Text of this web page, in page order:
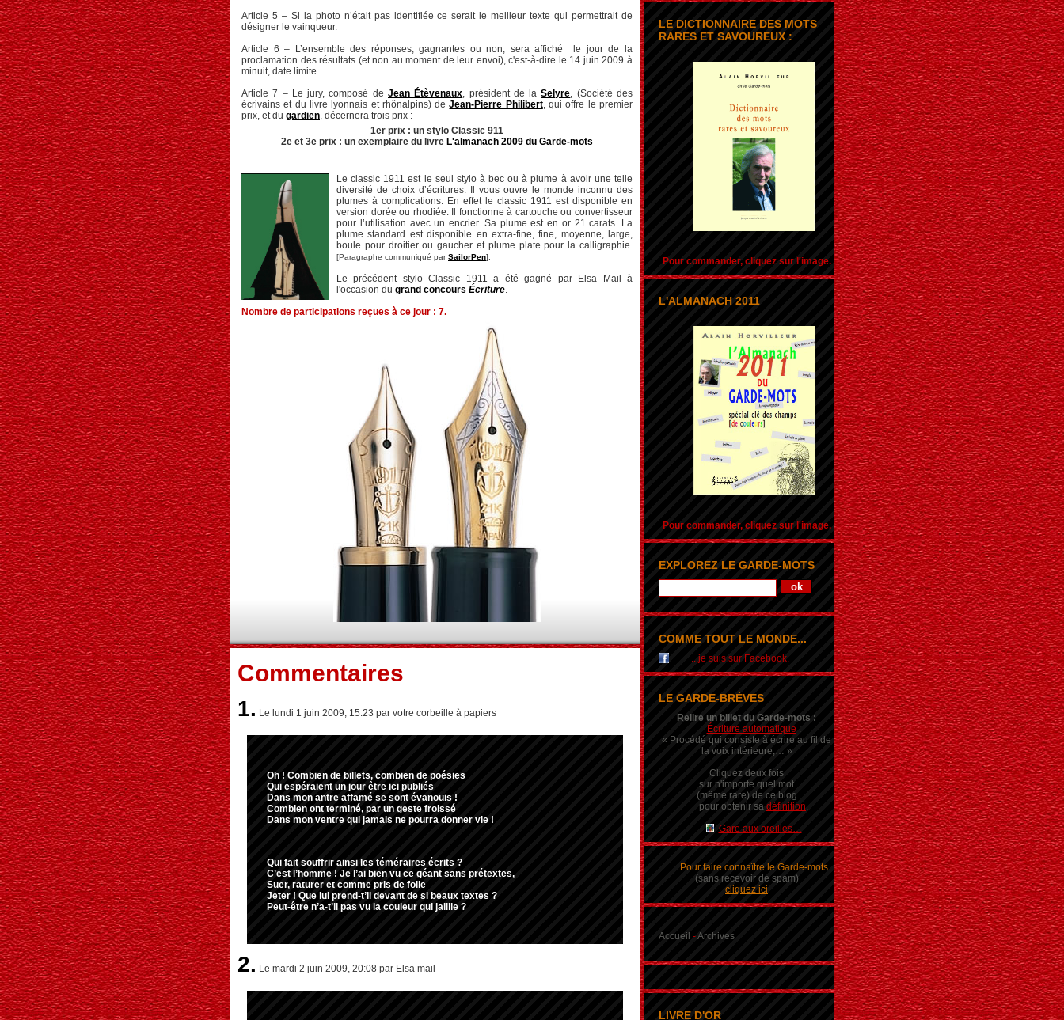
Article 5 – Si la photo n’était pas identifiée ce serait le meilleur texte qui permettrait de
désigner le vainqueur.
Article 6 – L’ensemble des réponses, gagnantes ou non, sera affiché le jour de la
proclamation des résultats (et non au moment de leur envoi), c'est-à-dire le 14 juin 2009 à
minuit, date limite.
Article 7 – Le jury, composé de Jean Étèvenaux, président de laSelyre, (Société des
écrivains et du livre lyonnais et rhônalpins) deJean-Pierre Philibert, qui offre le premier
prix, et du gardien, décernera trois prix :
1er prix : un stylo Classic 911
2e et 3e prix : un exemplaire du livre L'almanach 2009 du Garde-mots
Le classic 1911 est le seul stylo à bec ou à plume à avoir une telle
diversité de choix d’écritures. Il vous ouvre le monde inconnu des
plumes à complications. En effet le classic 1911 est disponible en
version dorée ou rhodiée. Il fonctionne à cartouche ou convertisseur
pour l’utilisation avec un encrier. Sa plume est en or 21 carats. La
plume standard est disponible en extra-fine, fine, moyenne, large,
boule pour droitier ou gaucher et plume plate pour la calligraphie.
[Paragraphe communiqué parSailorPen].
Le précédent stylo Classic 1911 a été gagné par Elsa Mail à
l'occasion du grand concours Écriture.
Nombre de participations reçues à ce jour : 7.
Commentaires
1. Le lundi 1 juin 2009, 15:23 par votre corbeille à papiers
Oh ! Combien de billets, combien de poésies
Qui espéraient un jour être ici publiés
Dans mon antre affamé se sont évanouis !
Combien ont terminé, par un geste froissé
Dans mon ventre qui jamais ne pourra donner vie !
Qui fait souffrir ainsi les téméraires écrits ?
C’est l’homme ! Je l’ai bien vu ce géant sans prétextes,
Suer, raturer et comme pris de folie
Jeter ! Que lui prend-t’il devant de si beaux textes ?
Peut-être n’a-t’il pas vu la couleur qui jaillie ?
2. Le mardi 2 juin 2009, 20:08 par Elsa mail
LE DICTIONNAIRE DES MOTS
RARES ET SAVOUREUX :
Pour commander, cliquez sur l'image.
L'ALMANACH 2011
Pour commander, cliquez sur l'image.
EXPLOREZ LE GARDE-MOTS
COMME TOUT LE MONDE...
...je suis sur Facebook.
LE GARDE-BRÈVES
Relire un billet du Garde-mots :
Écriture automatique :
« Procédé qui consiste à écrire au fil de
la voix intérieure,… »
Cliquez deux fois
sur n'importe quel mot
(même rare) de ce blog
pour obtenir sa définition.
Gare aux oreilles…
Pour faire connaître le Garde-mots
(sans recevoir de spam)
cliquez ici
Accueil -Archives
LIVRE D'OR